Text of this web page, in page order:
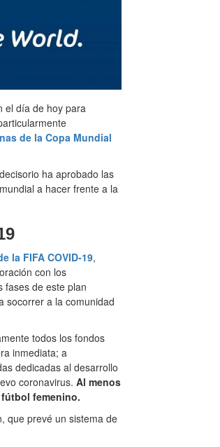
el día de hoy para
de la Copa Mundial
ha aprobado las
a hacer frente a la
la FIFA COVID‑19,
con los
fases de este plan
socorrer a la comunidad
todos los fondos
inmediata; a
dedicadas al desarrollo
coronavirus. Al menos
femenino.
que prevé un sistema de